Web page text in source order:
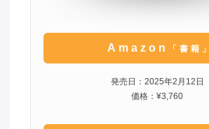
Amazon 「書籍」
発売日：2025年2月12日
価格：¥3,760